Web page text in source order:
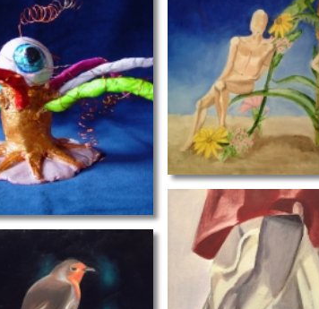
anatomie